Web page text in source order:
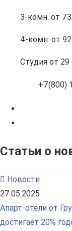
3-комн. от
4-комн. от
Студия от 29
+7(800)
Статьи о
Новости
27.05.2025
Апарт-отели от
достигает 20%